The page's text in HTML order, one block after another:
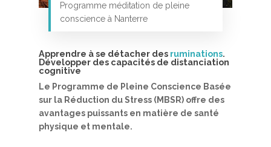
Programme méditation de pleine
conscience à Nanterre
Apprendre à se détacher des ruminations.
Développer des capacités de distanciation
cognitive
Le Programme de Pleine Conscience Basée
sur la Réduction du Stress (MBSR) offre des
avantages puissants en matière de santé
physique et mentale.